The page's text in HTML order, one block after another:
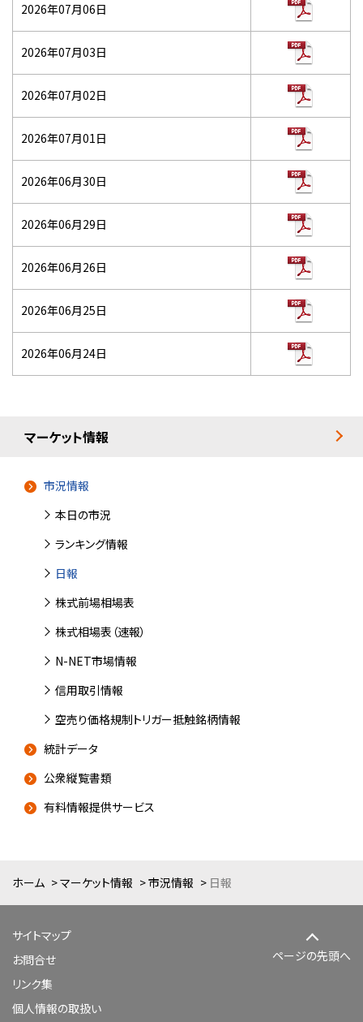
ホーム マーケット情報 市況情報 日報
2026年07月06日
2026年07月03日
2026年07月02日
2026年07月01日
2026年06月30日
2026年06月29日
2026年06月26日
2026年06月25日
2026年06月24日
マーケット情報
市況情報
本日の市況
ランキング情報
日報
株式前場相場表
株式相場表（速報）
N-NET市場情報
信用取引情報
空売り価格規制トリガー抵触銘柄情報
統計データ
公衆縦覧書類
有料情報提供サービス
サイトマップ
お問合せ
リンク集
個人情報の取扱い
ページの先頭へ